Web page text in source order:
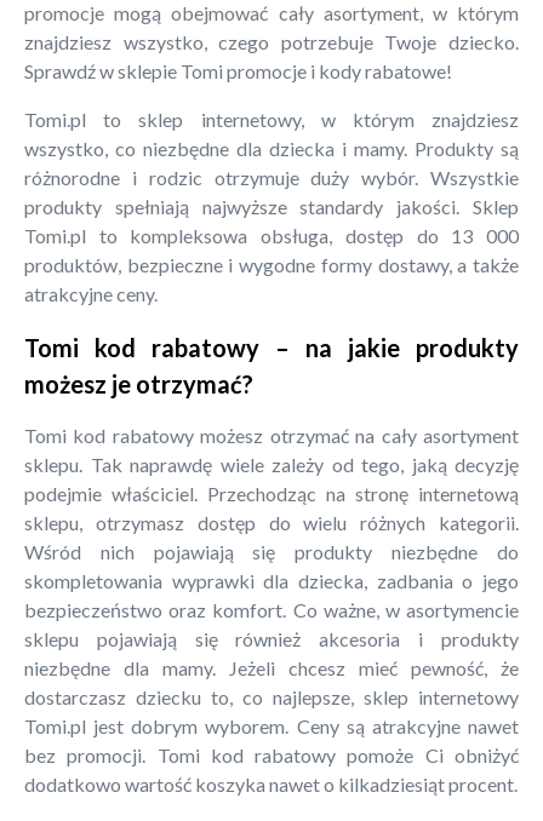
promocje mogą obejmować cały asortyment, w którym
znajdziesz wszystko, czego potrzebuje Twoje dziecko.
Sprawdź w sklepie Tomi promocje i kody rabatowe!
Tomi.pl to sklep internetowy, w którym znajdziesz
wszystko, co niezbędne dla dziecka i mamy. Produkty są
różnorodne i rodzic otrzymuje duży wybór. Wszystkie
produkty spełniają najwyższe standardy jakości. Sklep
Tomi.pl to kompleksowa obsługa, dostęp do 13 000
produktów, bezpieczne i wygodne formy dostawy, a także
atrakcyjne ceny.
Tomi kod rabatowy – na jakie produkty
możesz je otrzymać?
Tomi kod rabatowy możesz otrzymać na cały asortyment
sklepu. Tak naprawdę wiele zależy od tego, jaką decyzję
podejmie właściciel. Przechodząc na stronę internetową
sklepu, otrzymasz dostęp do wielu różnych kategorii.
Wśród nich pojawiają się produkty niezbędne do
skompletowania wyprawki dla dziecka, zadbania o jego
bezpieczeństwo oraz komfort. Co ważne, w asortymencie
sklepu pojawiają się również akcesoria i produkty
niezbędne dla mamy. Jeżeli chcesz mieć pewność, że
dostarczasz dziecku to, co najlepsze, sklep internetowy
Tomi.pl jest dobrym wyborem. Ceny są atrakcyjne nawet
bez promocji. Tomi kod rabatowy pomoże Ci obniżyć
dodatkowo wartość koszyka nawet o kilkadziesiąt procent.